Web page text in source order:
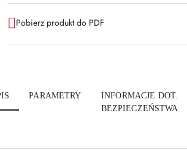
Pobierz produkt do PDF
PARAMETRY
INFORMACJE DOT.
BEZPIECZEŃSTWA